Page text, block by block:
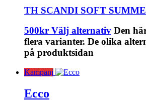
TH SCANDI SOFT
500kr Välj alternativ Den
flera varianter. De olika
på produktsidan
Kampanj
Ecco